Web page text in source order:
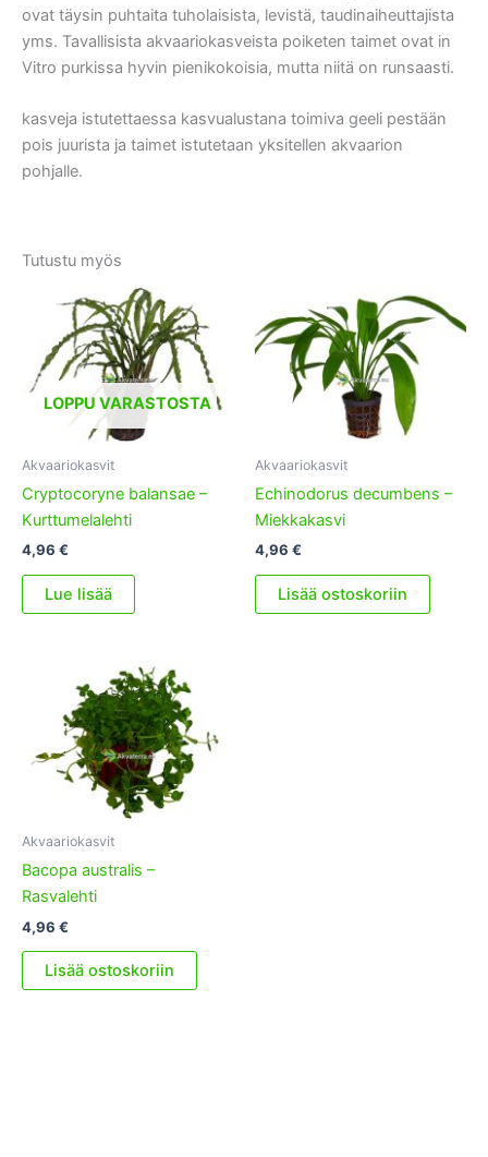
ovat täysin puhtaita tuholaisista, levistä, taudinaiheuttajista
yms. Tavallisista akvaariokasveista poiketen taimet ovat in
Vitro purkissa hyvin pienikokoisia, mutta niitä on runsaasti.
kasveja istutettaessa kasvualustana toimiva geeli pestään
pois juurista ja taimet istutetaan yksitellen akvaarion
pohjalle.
Tutustu myös
LOPPU VARASTOSTA
Akvaariokasvit
Cryptocoryne balansae –
Kurttumelalehti
4,96 €
Lue lisää
Akvaariokasvit
Echinodorus decumbens –
Miekkakasvi
4,96 €
Lisää ostoskoriin
Akvaariokasvit
Bacopa australis –
Rasvalehti
4,96 €
Lisää ostoskoriin